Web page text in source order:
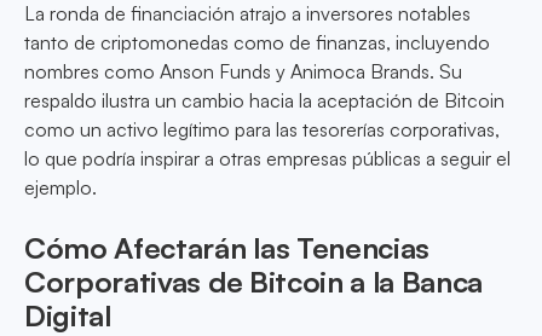
La ronda de financiación atrajo a inversores notables
tanto de criptomonedas como de finanzas, incluyendo
nombres como Anson Funds y Animoca Brands. Su
respaldo ilustra un cambio hacia la aceptación de Bitcoin
como un activo legítimo para las tesorerías corporativas,
lo que podría inspirar a otras empresas públicas a seguir el
ejemplo.
Cómo Afectarán las Tenencias
Corporativas de Bitcoin a la Banca
Digital